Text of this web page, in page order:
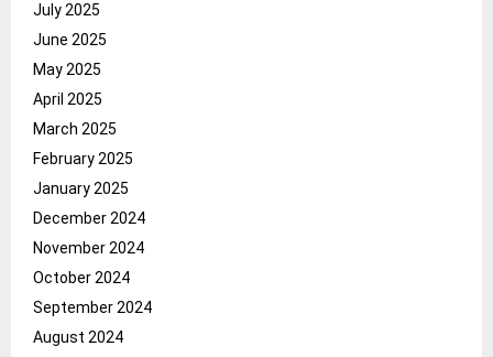
July 2025
June 2025
May 2025
April 2025
March 2025
February 2025
January 2025
December 2024
November 2024
October 2024
September 2024
August 2024